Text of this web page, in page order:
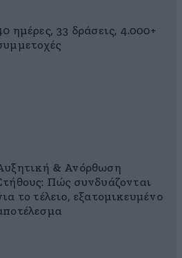
ημέρες, 33 δράσεις, 4.000+
& Ανόρθωση
Πώς συνδυάζονται
το τέλειο, εξατομικευμένο